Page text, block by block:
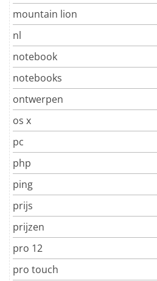
mountain lion
nl
notebook
notebooks
ontwerpen
os x
pc
php
ping
prijs
prijzen
pro 12
pro touch